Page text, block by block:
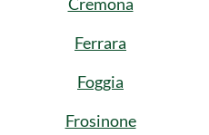
Ferrara
Foggia
Frosinone